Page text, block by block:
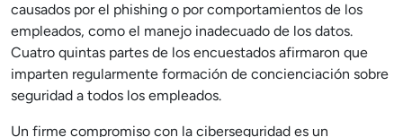
causados por el phishing o por comportamientos de los
empleados, como el manejo inadecuado de los datos.
Cuatro quintas partes de los encuestados afirmaron que
imparten regularmente formación de concienciación sobre
seguridad a todos los empleados.
Un firme compromiso con la ciberseguridad es un